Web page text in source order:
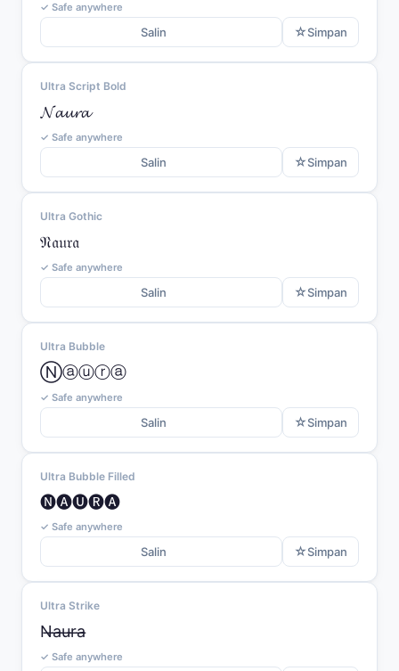
✓ Safe anywhere
Salin ☆Simpan
Ultra Script Bold
𝓝𝓪𝓾𝓻𝓪
✓ Safe anywhere
Salin ☆Simpan
Ultra Gothic
𝔑𝔞𝔲𝔯𝔞
✓ Safe anywhere
Salin ☆Simpan
Ultra Bubble
Ⓝⓐⓤⓡⓐ
✓ Safe anywhere
Salin ☆Simpan
Ultra Bubble Filled
🅝🅐🅤🅡🅐
✓ Safe anywhere
Salin ☆Simpan
Ultra Strike
N̶a̶u̶r̶a̶
✓ Safe anywhere